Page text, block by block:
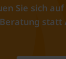
Sie sich